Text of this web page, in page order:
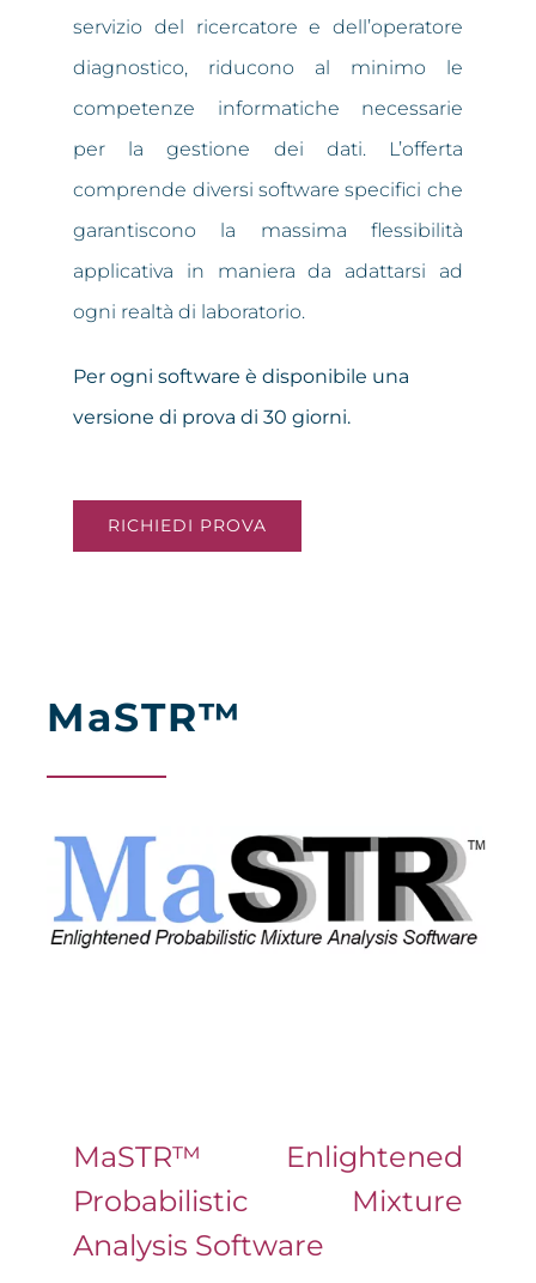
servizio del ricercatore e dell’operatore
diagnostico, riducono al minimo le
competenze informatiche necessarie
per la gestione dei dati. L’offerta
comprende diversi software specifici che
garantiscono la massima flessibilità
applicativa in maniera da adattarsi ad
ogni realtà di laboratorio.
Per ogni software è disponibile una
versione di prova di 30 giorni.
RICHIEDI PROVA
MaSTR™
MaSTR™ Enlightened
Probabilistic Mixture
Analysis Software